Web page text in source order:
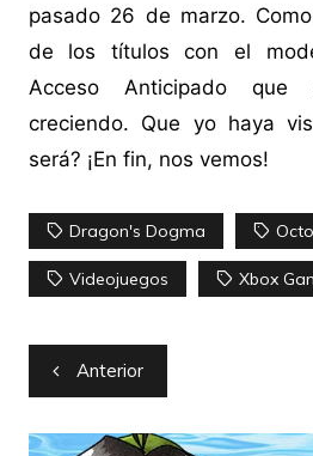
pasado 26 de marzo.
de los títulos con el
Acceso Anticipado
creciendo. Que yo haya
será? ¡En fin, nos vemos!
Dragon's Dogma
Videojuegos Xbox
Navegación
de
entradas
Anterior